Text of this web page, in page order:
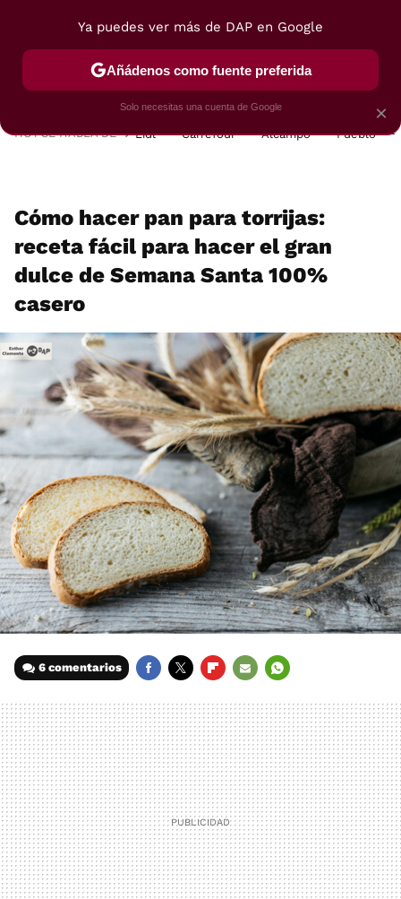
POSTRES VIAJES SELECCIÓN VEGUI
HOY SE HABLA DE Lidl Carrefour Alcampo Pueblo
Cómo hacer pan para torrijas:
receta fácil para hacer el gran
dulce de Semana Santa 100%
casero
6 comentarios
MAIL
×
Ya puedes ver más de DAP en Google
Añádenos como fuente preferida
Solo necesitas una cuenta de Google